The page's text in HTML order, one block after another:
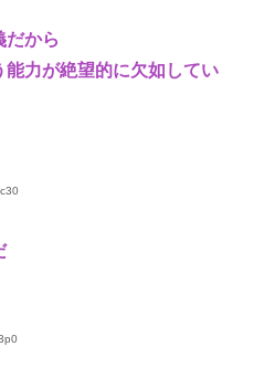
だから
力が絶望的に欠如してい